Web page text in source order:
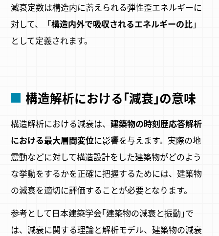
減衰定数は構造内に蓄えられる弾性歪エネルギーに
対して、「構造内外で吸収されるエネルギーの比」
として定義されます。
構造解析における｢減衰｣の意味
構造解析における減衰は、建築物の時刻歴応答解析
における最大層間変位に影響を与えます。実際の地
震動などに対して構造設計をした建築物がどのよう
な挙動をするかを正確に把握するためには、建築物
の減衰を適切に評価することが必要となります。
参考として日本建築学会｢建築物の減衰と振動｣で
は、減衰に関する理論と解析モデル、建築物の減衰